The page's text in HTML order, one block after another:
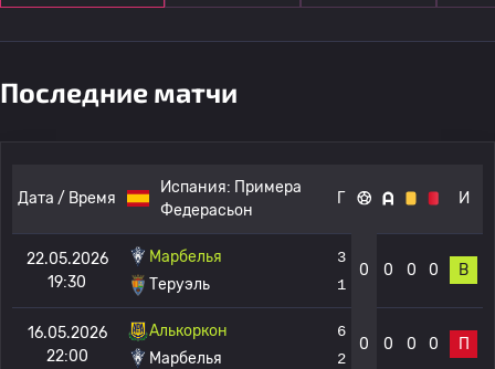
Последние матчи
Дата / Время
Испания: Примера
Федерасьон
Г И
22.05.2026
19:30
Марбелья
Теруэль
3
1
0 0 0 0 В
16.05.2026
22:00
Алькоркон
Марбелья
6
2
0 0 0 0 П